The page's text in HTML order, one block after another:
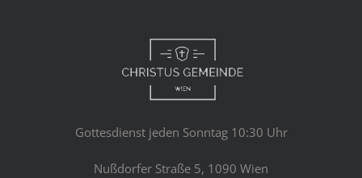
Gottesdienst jeden Sonntag 10:30 Uhr
Nußdorfer Straße 5, 1090 Wien